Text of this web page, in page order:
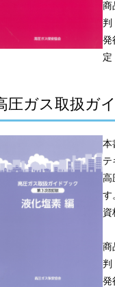
商
発
圧ガス取扱ガ
本
テ
高
す
資
商
発